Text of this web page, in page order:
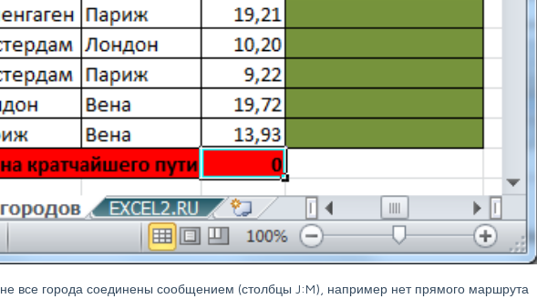
все города соединены сообщением (столбцы J:M), например нет прямого маршрута